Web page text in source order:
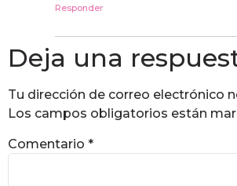
Responder
Deja una
Tu dirección de correo electrónico
Los campos obligatorios están
Comentario *